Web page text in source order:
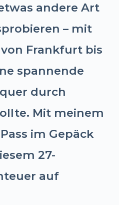
andere Art
– mit
von Frankfurt bis
spannende
durch
Mit meinem
im Gepäck
27-
auf